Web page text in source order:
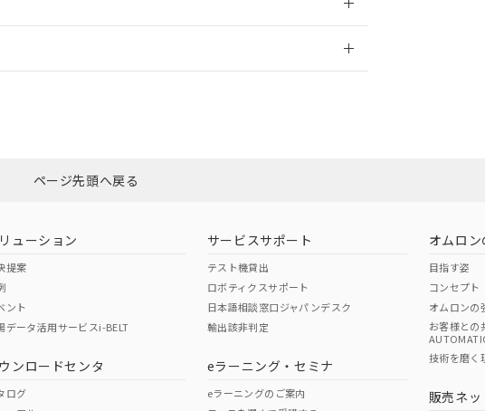
ちらページ先頭へ戻る
ューション
提案
ント
データ活用サービスi-BELT
ンロードセンタ
ログ
サービスサポート
テスト機貸出
ロボティクスサポート
日本語相談窓口ジャパンデスク
輸出該非判定
eラーニング・セミナ
eラーニングのご案内
オムロ
目指す姿
コンセプ
オムロンの
お客様との
技術を磨く
販売ネッ